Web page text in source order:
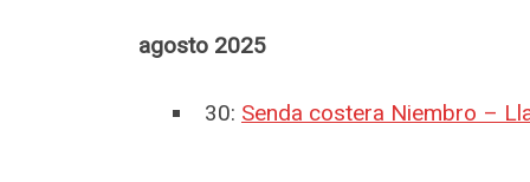
agosto 2025
30: Senda costera Niembro –